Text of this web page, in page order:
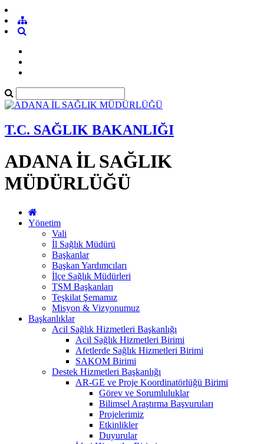
T.C. SAĞLIK BAKANLIĞI
ADANA İL SAĞLIK
MÜDÜRLÜĞÜ
Yönetim
Vali
İl Sağlık Müdürü
Başkanlar
Başkan Yardımcıları
İlçe Sağlık Müdürleri
TSM Başkanları
Teşkilat Şemamız
Misyon & Vizyonumuz
Başkanlıklar
Acil Sağlık Hizmetleri Başkanlığı
Acil Sağlık Hizmetleri Birimi
Afetlerde Sağlık Hizmetleri Birimi
SAKOM Birimi
Destek Hizmetleri Başkanlığı
AR-GE ve Proje Koordinatörlüğü Birimi
Görev ve Sorumluluklar
Bilimsel Araştırma Başvuruları
Projelerimiz
Etkinlikler
Duyurular